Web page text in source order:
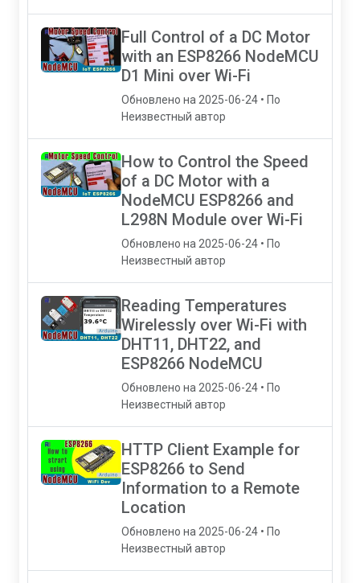
Full Control of a DC Motor
with an ESP8266 NodeMCU
D1 Mini over Wi-Fi
Обновлено на 2025-06-24 • По
Неизвестный автор
How to Control the Speed
of a DC Motor with a
NodeMCU ESP8266 and
L298N Module over Wi-Fi
Обновлено на 2025-06-24 • По
Неизвестный автор
Reading Temperatures
Wirelessly over Wi-Fi with
DHT11, DHT22, and
ESP8266 NodeMCU
Обновлено на 2025-06-24 • По
Неизвестный автор
HTTP Client Example for
ESP8266 to Send
Information to a Remote
Location
Обновлено на 2025-06-24 • По
Неизвестный автор